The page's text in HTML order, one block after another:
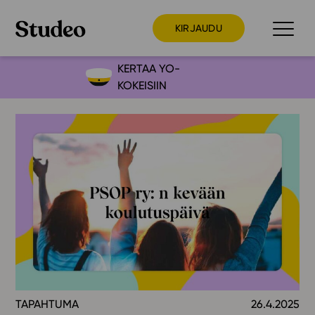
KIRJAUDU
Preppaaja
Opettaja
Opiskelija
Huoltaja
Kokeilutarjous
Ainstain
Alakoulu
Yläkoulu
Lukio
KERTAA YO-
KOKEISIIN
TAPAHTUMA 26.4.2025